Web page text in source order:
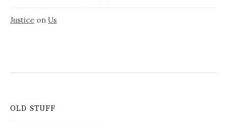
Justice on Us
OLD STUFF